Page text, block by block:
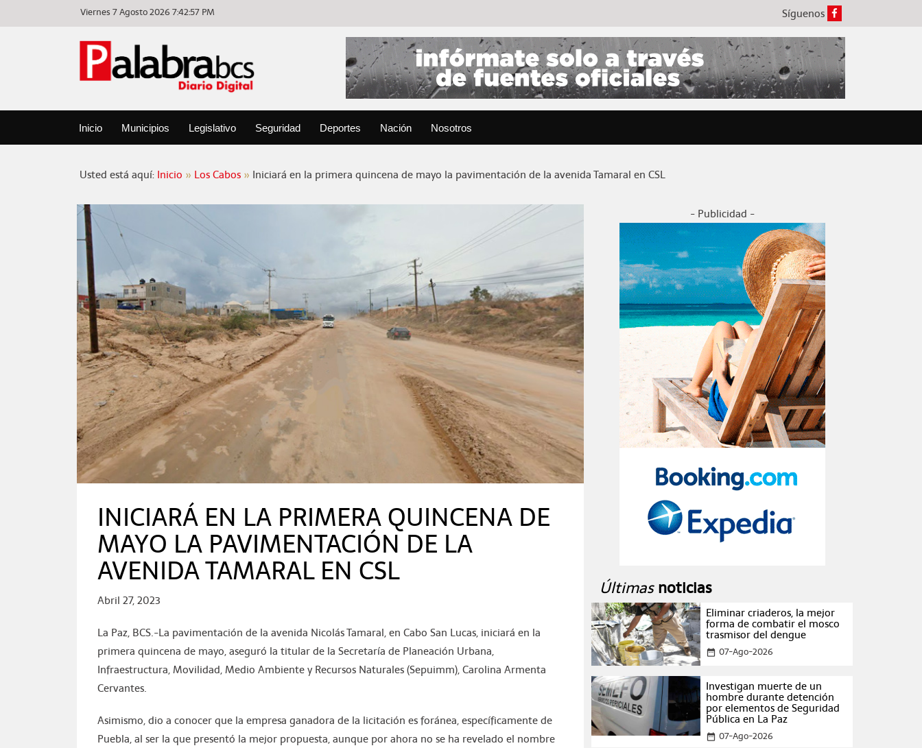
Viernes 7 Agosto 20267:42:57 PM Síguenos
Inicio Municipios Legislativo Seguridad Deportes Nación Nosotros
Usted está aquí: Inicio Los Cabos Iniciará en la primera quincena de mayo la pavimentación de la avenida Tamaral en CSL
INICIARÁ EN LA PRIMERA QUINCENA DE
MAYO LA PAVIMENTACIÓN DE LA
AVENIDA TAMARAL EN CSL
Abril 27, 2023
La Paz, BCS.-La pavimentación de la avenida Nicolás Tamaral, en Cabo San Lucas, iniciará en la
primera quincena de mayo, aseguró la titular de la Secretaría de Planeación Urbana,
Infraestructura, Movilidad, Medio Ambiente y Recursos Naturales (Sepuimm), Carolina Armenta
Cervantes.
Asimismo, dio a conocer que la empresa ganadora de la licitación es foránea, específicamente de
Puebla, al ser la que presentó la mejor propuesta, aunque por ahora no se ha revelado el nombre
- Publicidad -
Últimas noticias
Eliminar criaderos, la mejor
forma de combatir el mosco
trasmisor del dengue
date_range 07-Ago-2026
Investigan muerte de un
hombre durante detención
por elementos de Seguridad
Pública en La Paz
date_range 07-Ago-2026